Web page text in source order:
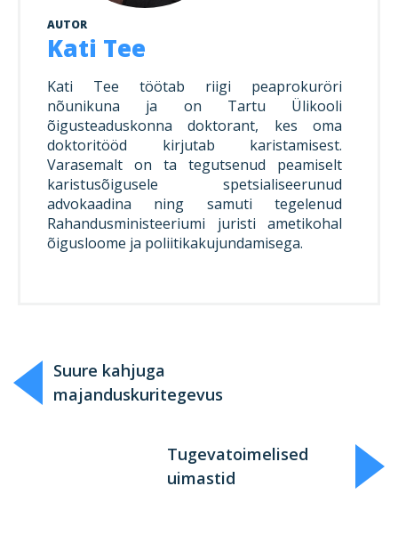
AUTOR
Kati Tee
Kati Tee töötab riigi peaprokuröri
nõunikuna ja on Tartu Ülikooli
õigusteaduskonna doktorant, kes oma
doktoritööd kirjutab karistamisest.
Varasemalt on ta tegutsenud peamiselt
karistusõigusele spetsialiseerunud
advokaadina ning samuti tegelenud
Rahandusministeeriumi juristi ametikohal
õigusloome ja poliitikakujundamisega.
Suure kahjuga
majanduskuritegevus
Tugevatoimelised
uimastid